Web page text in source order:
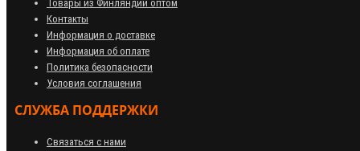
Товары из Финляндии оптом
Контакты
Информация о доставке
Информация об оплате
Политика безопасности
Условия соглашения
СЛУЖБА ПОДДЕРЖКИ
Связаться с нами